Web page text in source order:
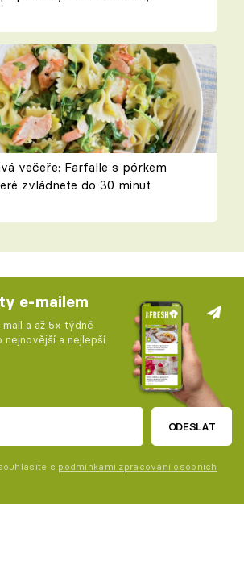
večeře: Farfalle s pórkem
zvládnete do 30 minut
e-mailem
a až 5x týdně
nejnovější a nejlepší
ODESLAT
s podmínkami zpracování osobních